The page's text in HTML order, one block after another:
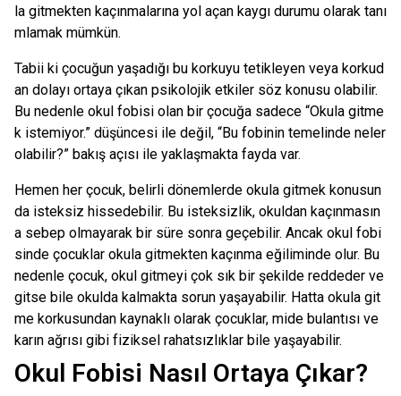
la gitmekten kaçınmalarına yol açan kaygı durumu olarak tanı
mlamak mümkün.
Tabii ki çocuğun yaşadığı bu korkuyu tetikleyen veya korkud
an dolayı ortaya çıkan psikolojik etkiler söz konusu olabilir.
Bu nedenle okul fobisi olan bir çocuğa sadece “Okula gitme
k istemiyor.” düşüncesi ile değil, “Bu fobinin temelinde neler
olabilir?” bakış açısı ile yaklaşmakta fayda var.
Hemen her çocuk, belirli dönemlerde okula gitmek konusun
da isteksiz hissedebilir. Bu isteksizlik, okuldan kaçınmasın
a sebep olmayarak bir süre sonra geçebilir. Ancak okul fobi
sinde çocuklar okula gitmekten kaçınma eğiliminde olur. Bu
nedenle çocuk, okul gitmeyi çok sık bir şekilde reddeder ve
gitse bile okulda kalmakta sorun yaşayabilir. Hatta okula git
me korkusundan kaynaklı olarak çocuklar, mide bulantısı ve
karın ağrısı gibi fiziksel rahatsızlıklar bile yaşayabilir.
Okul Fobisi Nasıl Ortaya Çıkar?